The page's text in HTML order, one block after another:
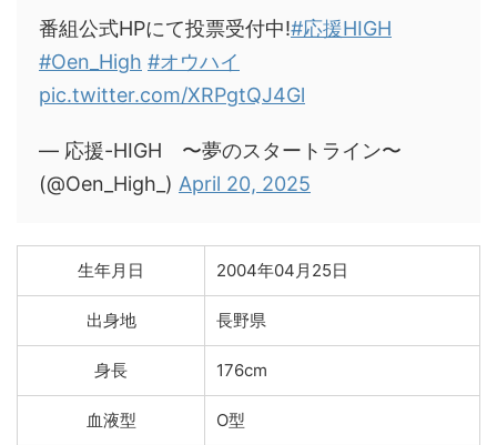
番組公式HPにて投票受付中!#応援HIGH
#Oen_High #オウハイ
pic.twitter.com/XRPgtQJ4Gl
— 応援-HIGH 〜夢のスタートライン〜
(@Oen_High_) April 20, 2025
生年月日 2004年04月25日
出身地 長野県
身長 176cm
血液型 O型